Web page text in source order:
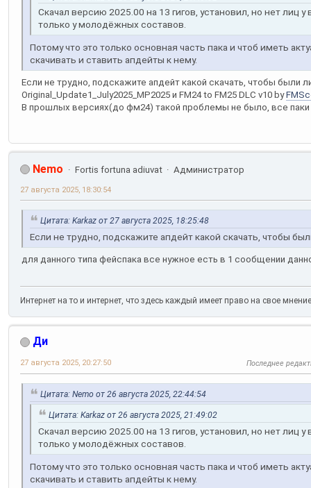
Скачал версию 2025.00 на 13 гигов, установил, но нет лиц у
только у молодёжных составов.
Потому что это только основная часть пака и чтоб иметь
скачивать и ставить апдейты к нему.
Если не трудно, подскажите апдейт какой скачать, чтобы были
Original_Update1_July2025_MP2025 и FM24 to FM25 DLC v10 by
В прошлых версиях(до фм24) такой проблемы не было, все паки
Nemo Fortis fortuna adiuvat Администратор
27 августа 2025, 18:30:54
Цитата: Karkaz от 27 августа 2025, 18:25:48
Если не трудно, подскажите апдейт какой скачать, чтобы
для данного типа фейспака все нужное есть в 1 сообщении
Интернет на то и интернет, что здесь каждый имеет право на свое
Ди
27 августа 2025, 20:27:50 Последнее
Цитата: Nemo от 26 августа 2025, 22:44:54
Цитата: Karkaz от 26 августа 2025, 21:49:02
Скачал версию 2025.00 на 13 гигов, установил, но нет лиц у
только у молодёжных составов.
Потому что это только основная часть пака и чтоб иметь
скачивать и ставить апдейты к нему.